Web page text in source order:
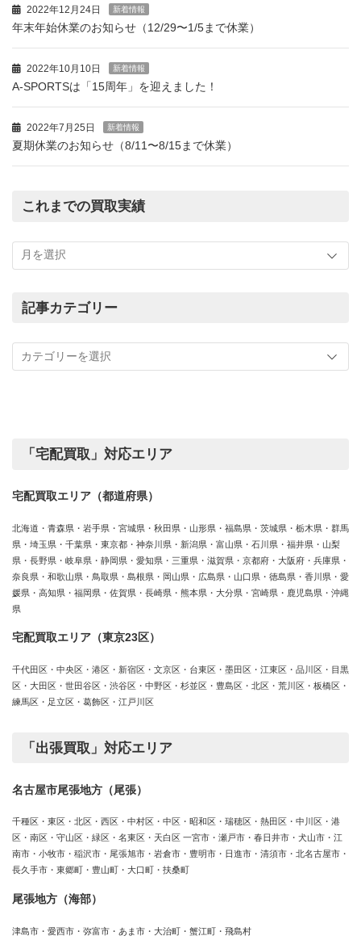
2022年12月24日 新着情報
年末年始休業のお知らせ（12/29〜1/5まで休業）
2022年10月10日 新着情報
A-SPORTSは「15周年」を迎えました！
2022年7月25日 新着情報
夏期休業のお知らせ（8/11〜8/15まで休業）
これまでの買取実績
ま
の
績
記事カテゴリー
カ
「宅配買取」対応エリア
宅配買取エリア（都道府県）
北海道・青森県・岩手県・宮城県・秋田県・山形県・福島県・茨城県・栃木県・群馬
県・埼玉県・千葉県・東京都・神奈川県・新潟県・富山県・石川県・福井県・山梨
県・長野県・岐阜県・静岡県・愛知県・三重県・滋賀県・京都府・大阪府・兵庫県・
奈良県・和歌山県・鳥取県・島根県・岡山県・広島県・山口県・徳島県・香川県・愛
媛県・高知県・福岡県・佐賀県・長崎県・熊本県・大分県・宮崎県・鹿児島県・沖縄
県
宅配買取エリア（東京23区）
千代田区・中央区・港区・新宿区・文京区・台東区・墨田区・江東区・品川区・目黒
区・大田区・世田谷区・渋谷区・中野区・杉並区・豊島区・北区・荒川区・板橋区・
練馬区・足立区・葛飾区・江戸川区
「出張買取」対応エリア
名古屋市尾張地方（尾張）
千種区・東区・北区・西区・中村区・中区・昭和区・瑞穂区・熱田区・中川区・港
区・南区・守山区・緑区・名東区・天白区 一宮市・瀬戸市・春日井市・犬山市・江
南市・小牧市・稲沢市・尾張旭市・岩倉市・豊明市・日進市・清須市・北名古屋市・
長久手市・東郷町・豊山町・大口町・扶桑町
尾張地方（海部）
津島市・愛西市・弥富市・あま市・大治町・蟹江町・飛島村